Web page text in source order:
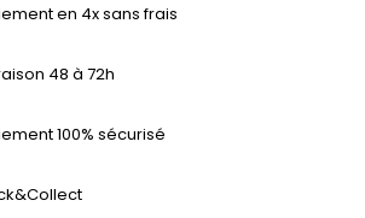
en 4x sans frais
48 à 72h
100% sécurisé